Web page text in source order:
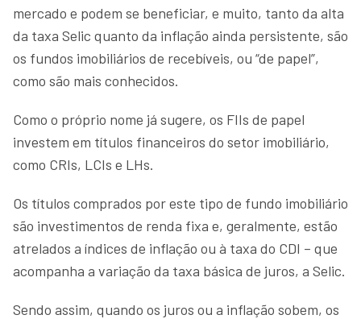
mercado e podem se beneficiar, e muito, tanto da alta
da taxa Selic quanto da inflação ainda persistente, são
os fundos imobiliários de recebíveis, ou “de papel”,
como são mais conhecidos.
Como o próprio nome já sugere, os FIIs de papel
investem em títulos financeiros do setor imobiliário,
como CRIs, LCIs e LHs.
Os títulos comprados por este tipo de fundo imobiliário
são investimentos de renda fixa e, geralmente, estão
atrelados a índices de inflação ou à taxa do CDI – que
acompanha a variação da taxa básica de juros, a Selic.
Sendo assim, quando os juros ou a inflação sobem, os